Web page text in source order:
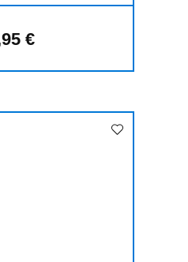
Regulärer Preis:
€